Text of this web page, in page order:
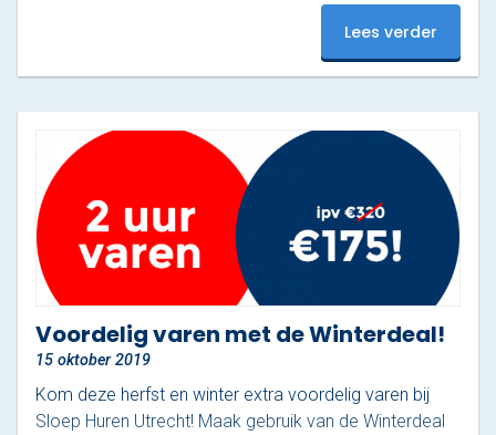
uur verwarmd varen met wel 42 personen voor maar
€175,00 Heb jij speciale wensen, een hele grote of juist
kleine familie? Mail ons dan, zodat we jou kunnen
Lees verder
Voordelig varen met de Winterdeal!
15 oktober 2019
Kom deze herfst en winter extra voordelig varen bij
Sloep Huren Utrecht! Maak gebruik van de Winterdeal